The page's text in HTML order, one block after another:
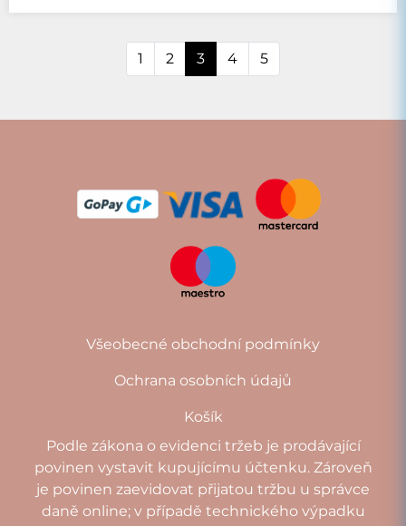
1 2 3 4 5
Všeobecné obchodní podmínky
Ochrana osobních údajů
Košík
Podle zákona o evidenci tržeb je prodávající
povinen vystavit kupujícímu účtenku. Zároveň
je povinen zaevidovat přijatou tržbu u správce
daně online; v případě technického výpadku